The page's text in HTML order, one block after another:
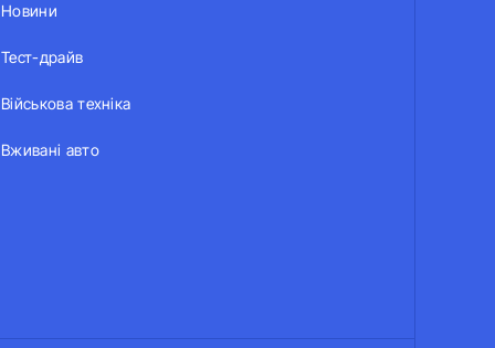
Новини
Тест-драйв
Військова техніка
Вживані авто